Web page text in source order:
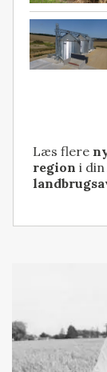
Læs flere
region i